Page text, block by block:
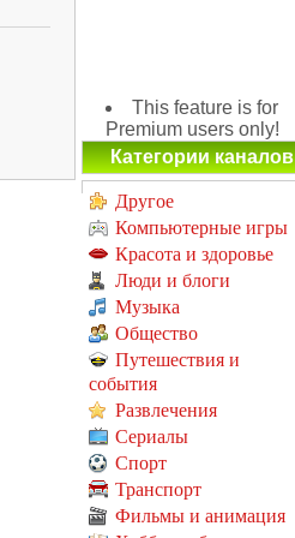
This feature is for
Premium users only!
Категории каналов
Другое
Компьютерные игры
Красота и здоровье
Люди и блоги
Музыка
Общество
Путешествия и
события
Развлечения
Сериалы
Спорт
Транспорт
Фильмы и анимация